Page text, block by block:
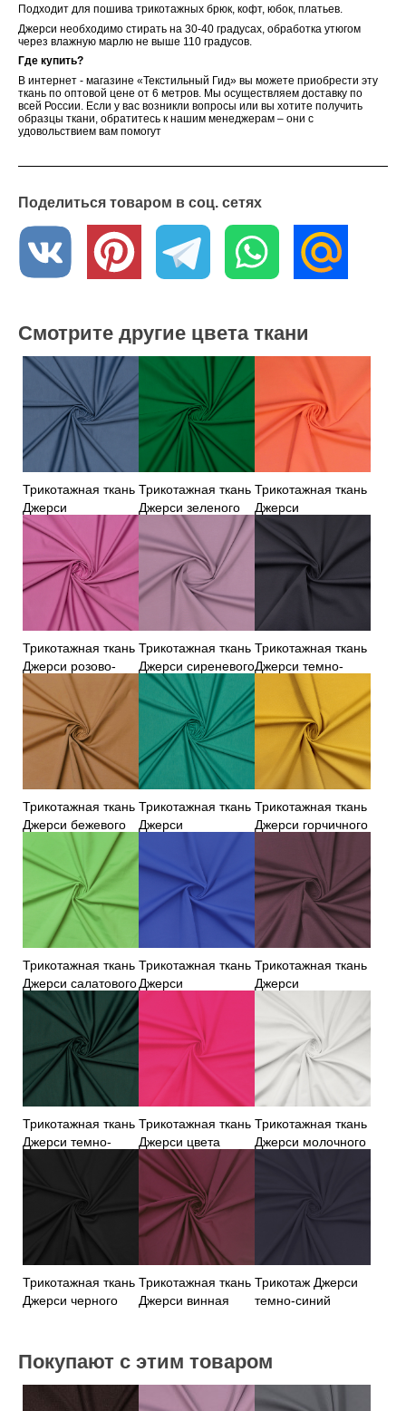
Подходит для пошива трикотажных брюк, кофт, юбок, платьев.
Джерси необходимо стирать на 30-40 градусах, обработка утюгом
через влажную марлю не выше 110 градусов.
Где купить?
В интернет - магазине «Текстильный Гид» вы можете приобрести эту
ткань по оптовой цене от 6 метров. Мы осуществляем доставку по
всей России. Если у вас возникли вопросы или вы хотите получить
образцы ткани, обратитесь к нашим менеджерам – они с
удовольствием вам помогут
Поделиться товаром в соц. сетях
Смотрите другие цвета ткани
Трикотажная ткань
Джерси
джинсового цвета
Трикотажная ткань
Джерси зеленого
Трикотажная ткань
Джерси
оранжевого цвета
Трикотажная ткань
Джерси розово-
сиреневого цвета
Трикотажная ткань
Джерси сиреневого
цвета
Трикотажная ткань
Джерси темно-
синего цвета
Трикотажная ткань
Джерси бежевого
Трикотажная ткань
Джерси
Трикотажная ткань
Джерси горчичного
Трикотажная ткань
Джерси салатового
цвета
Трикотажная ткань
Джерси
василькового цвета
Трикотажная ткань
Джерси
баклажанового
Трикотажная ткань
Джерси темно-
Трикотажная ткань
Джерси цвета
фуксии
Трикотажная ткань
Джерси молочного
Трикотажная ткань
Джерси черного
Трикотажная ткань
Джерси винная
Трикотаж Джерси
темно-синий
Покупают с этим товаром